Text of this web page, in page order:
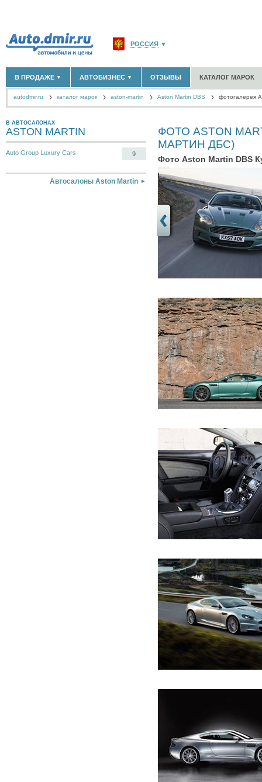
РОССИЯ ▼
САНКТ-ПЕТЕРБУРГ И ОБЛАСТЬ(14304)
КРАСНОДАРСКИЙ КРАЙ (5619)
СЕВАСТОПОЛЬ(11)
СПИСОК ВСЕХ РЕГИОНОВ
В ПРОДАЖЕ ▼
НОВЫЕ АВТОМОБИЛИ(30122)
+ РАЗМЕСТИТЬ ОБЪЯВЛЕНИЕ
АВТОБИЗНЕС ▼
ОФИЦИАЛЬНЫЕ ДИЛЕРЫ(1347)
ГРУЗОПЕРЕВОЗКИ
(848)
АРЕНДА(190)
ДОБАВИТЬ КОМПАНИЮ
ОТЗЫВЫ КАТАЛОГ МАРОК
autodmir.ru каталог марок aston-martin Aston Martin DBS фотогалерея
В АВТОСАЛОНАХ
ASTON MARTIN
Auto Group Luxury Cars 9
Автосалоны Aston Martin
ФОТО ASTON
МАРТИН ДБС)
Фото Aston Martin DBS